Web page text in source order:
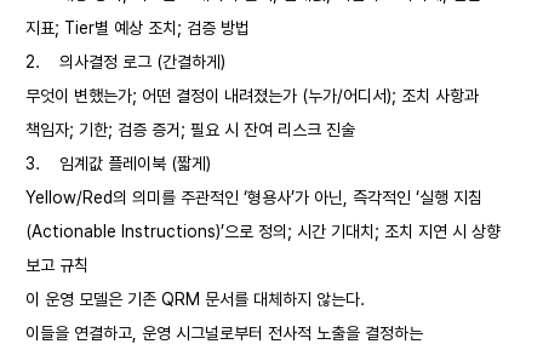
지표; Tier별 예상 조치; 검증 방법
2.
의사결정 로그 (간결하게)
무엇이 변했는가; 어떤 결정이 내려졌는가 (누가/어디서); 조치 사항과
책임자; 기한; 검증 증거; 필요 시 잔여 리스크 진술
3.
임계값 플레이북 (짧게)
Yellow/Red의 의미를 주관적인 ‘형용사’가 아닌, 즉각적인 ‘실행 지침
(Actionable Instructions)’으로 정의; 시간 기대치; 조치 지연 시 상향
보고 규칙
이 운영 모델은 기존 QRM 문서를 대체하지 않는다.
이들을 연결하고, 운영 시그널로부터 전사적 노출을 결정하는